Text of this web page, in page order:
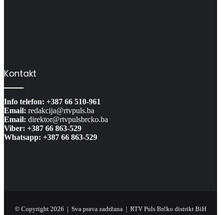
Kontakt
Info telefon: +387 66 510-961
Email: redakcija@rtvpuls.ba
Email: direktor@rtvpulsbrcko.ba
Viber: +387 66 863-529
Whatsapp: +387 66 863-529
© Copyright 2026 | Sva prava zadržana | RTV Puls Brčko distrikt BiH